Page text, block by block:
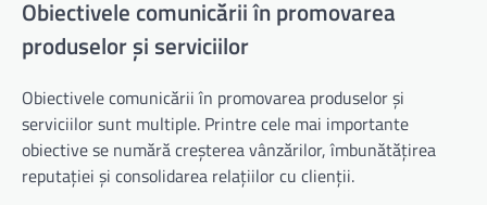
Obiectivele comunicării în promovarea
produselor și serviciilor
Obiectivele comunicării în promovarea produselor și
serviciilor sunt multiple. Printre cele mai importante
obiective se numără creșterea vânzărilor, îmbunătățirea
reputației și consolidarea relațiilor cu clienții.